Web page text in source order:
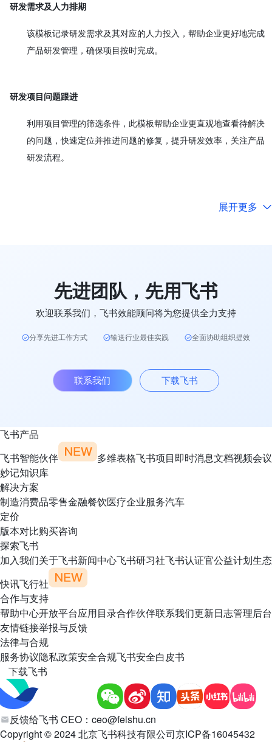
研发需求及人力排期
该模板记录研发需求及其对应的人力投入，帮助企业更好地完成
产品研发管理，确保项目按时完成。
研发项目问题跟进
利用项目管理的筛选条件，此模板帮助企业更直观地查看待解决
的问题，快速定位并推进问题的修复，提升研发效率，关注产品
研发流程。
展开更多
先进团队，先用飞书
欢迎联系我们，飞书效能顾问将为您提供全力支持
分享先进工作方式 输送行业最佳实践 全面协助组织提效
联系我们 下载飞书
飞书产品
飞书智能伙伴
多维表格飞书项目即时消息文档视频会议
妙记知识库
解决方案
制造消费品零售金融餐饮医疗企业服务汽车
定价
版本对比购买咨询
探索飞书
加入我们关于飞书新闻中心飞书研习社飞书认证官公益计划生态
快讯飞行社
合作与支持
帮助中心开放平台应用目录合作伙伴联系我们更新日志管理后台
友情链接举报与反馈
法律与合规
服务协议隐私政策安全合规飞书安全白皮书
下载飞书
反馈给飞书 CEO： ceo@feishu.cn
Copyright © 2024 北京飞书科技有限公司京ICP备16045432